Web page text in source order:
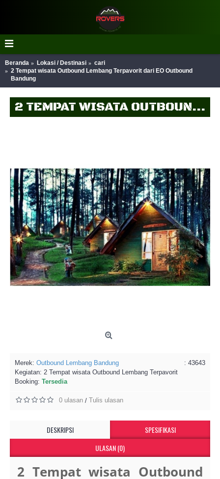
Beranda Lokasi / Destinasi
cari
2 Tempat wisata Outbound Lembang Terpavorit dari EO Outbound
Bandung
2 TEMPAT WISATA OUTBOUND LEMBANG TERPAVORIT DARI EO OUTBOUND BANDUNG
: 43643
Merek: Outbound Lembang Bandung
Kegiatan: 2 Tempat wisata Outbound Lembang Terpavorit
Booking: Tersedia
0 ulasan / Tulis ulasan
DESKRIPSI
SPESIFIKASI
ULASAN (0)
2 Tempat wisata Outbound